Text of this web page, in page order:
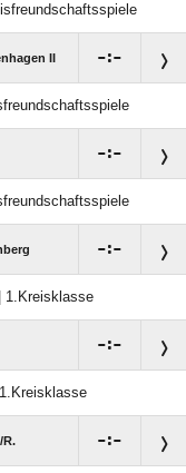
II :
:
:
1.Kreisklasse
:
​R. :